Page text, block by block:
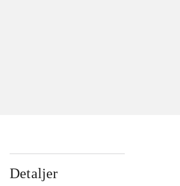
Detaljer